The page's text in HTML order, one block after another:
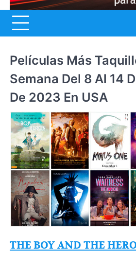
Películas Más
Semana Del 8 Al 14
De 2023 En USA
THE BOY AND THE